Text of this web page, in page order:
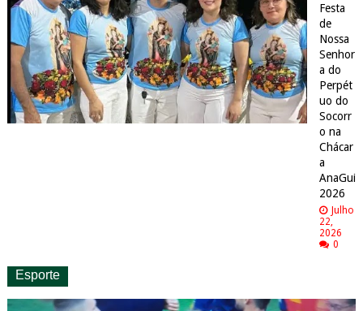
Festa
de
Nossa
Senhor
a do
Perpét
uo do
Socorr
o na
Chácar
a
AnaGui
2026
Julho
22,
2026
0
Esporte